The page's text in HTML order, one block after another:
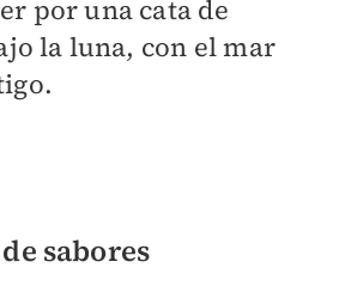
por una cata de
la luna, con el mar
sabores